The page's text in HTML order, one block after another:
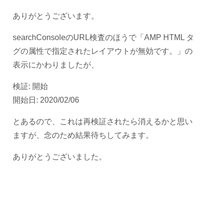
ありがとうございます。
searchConsoleのURL検査のほうで「AMP HTML タ
グの属性で指定されたレイアウトが無効です。」の
表示にかわりましたが、
検証: 開始
開始日: 2020/02/06
とあるので、これは再検証されたら消えるかと思い
ますが、念のため結果待ちしてみます。
ありがとうございました。